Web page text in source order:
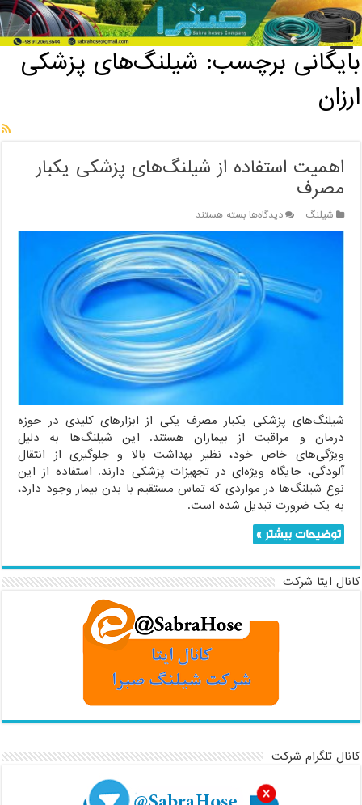
خانه / بایگانی برچسب: شیلنگ‌های پزشکی ارزان
بایگانی برچسب: شیلنگ‌های پزشکی
ارزان
اهمیت استفاده از شیلنگ‌های پزشکی یکبار
مصرف
شیلنگ دیدگاه‌هابرای
اهمیت
استفاده
از
شیلنگ‌های
پزشکی
یکبار
مصرف
بسته هستند
شیلنگ‌های پزشکی یکبار مصرف یکی از ابزارهای کلیدی در حوزه
درمان و مراقبت از بیماران هستند. این شیلنگ‌ها به دلیل
ویژگی‌های خاص خود، نظیر بهداشت بالا و جلوگیری از انتقال
آلودگی، جایگاه ویژه‌ای در تجهیزات پزشکی دارند. استفاده از این
نوع شیلنگ‌ها در مواردی که تماس مستقیم با بدن بیمار وجود دارد،
به یک ضرورت تبدیل شده است.
توضیحات بیشتر »
کانال ایتا شرکت
کانال تلگرام شرکت